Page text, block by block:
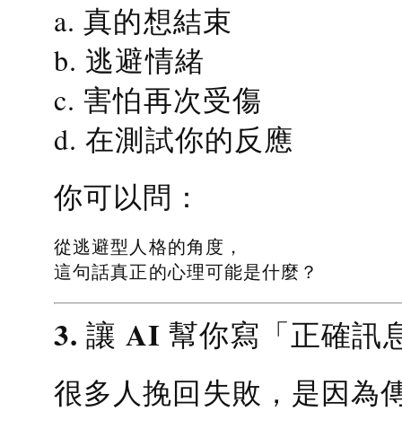
a. 真的想結束
b. 逃避情緒
c. 害怕再次受傷
d. 在測試你的反應
你可以問：
從逃避型人格的角度，
這句話真正的心理可能是什麼？
3. 讓 AI 幫你寫「正確訊
很多人挽回失敗，是因為